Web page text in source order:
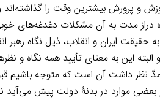
و پرورش بیشترین وقت را
مدت به آن مشکلات دغدغه‌های
حقیقت ایران و انقلاب، ذیل نگاه
البته این به معنای تأیید همه نگاه
نظر داشت آن است که متوجه باشیم
موارد در بدنۀ دولت پیش می‌آید